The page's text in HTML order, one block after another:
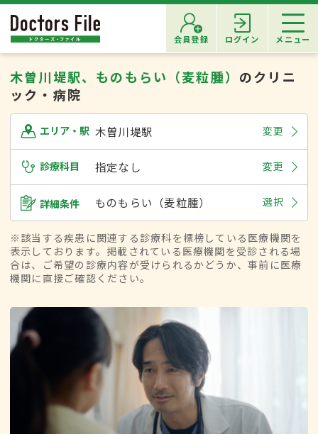
会員登録 ログイン メニュー
木曽川堤駅、ものもらい（麦粒腫） のクリニ
ック・病院
エリア・駅 木曽川堤駅 変更
診療科目 指定なし 変更
詳細条件 ものもらい（麦粒腫） 選択
※該当する疾患に関連する診療科を標榜している医療機関を
表示しております。掲載されている医療機関を受診される場
合は、ご希望の診療内容が受けられるかどうか、事前に医療
機関に直接ご確認ください。